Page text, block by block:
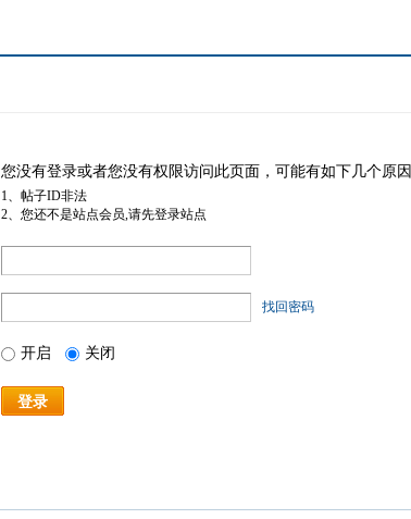
您没有登录或者您没有权限访问此页面，可能有如下几个原因
1、帖子ID非法
2、您还不是站点会员,请先登录站点
找回密码
开启 关闭
登录